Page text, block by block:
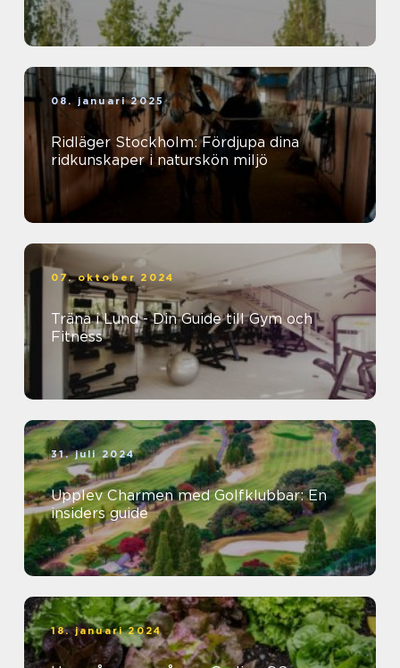
08. januari 2025
Ridläger Stockholm: Fördjupa dina
ridkunskaper i naturskön miljö
07. oktober 2024
Träna i Lund - Din Guide till Gym och
Fitness
31. juli 2024
Upplev Charmen med Golfklubbar: En
insiders guide
18. januari 2024